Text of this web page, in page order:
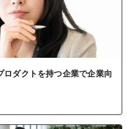
ロダクトを持つ企業で企業向